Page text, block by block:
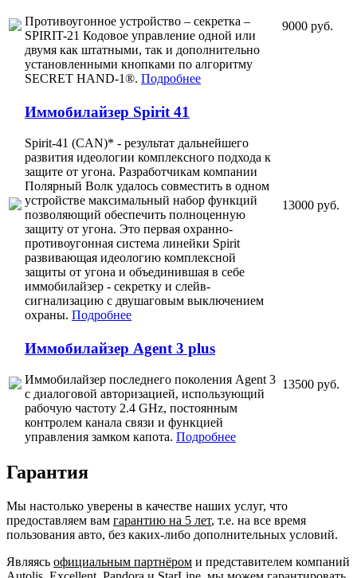
Противоугонное устройство – секретка –
SPIRIT-21 Кодовое управление одной или
двумя как штатными, так и дополнительно
установленными кнопками по алгоритму
SECRET HAND-1®. Подробнее
9000 руб.
Иммобилайзер Spirit 41
Spirit-41 (CAN)* - результат дальнейшего
развития идеологии комплексного подхода к
защите от угона. Разработчикам компании
Полярный Волк удалось совместить в одном
устройстве максимальный набор функций
позволяющий обеспечить полноценную
защиту от угона. Это первая охранно-
противоугонная система линейки Spirit
развивающая идеологию комплексной
защиты от угона и объединившая в себе
иммобилайзер - секретку и слейв-
сигнализацию с двушаговым выключением
охраны. Подробнее
13000 руб.
Иммобилайзер Agent 3 plus
Иммобилайзер последнего поколения Agent 3
с диалоговой авторизацией, использующий
рабочую частоту 2.4 GHz, постоянным
контролем канала связи и функцией
управления замком капота. Подробнее
13500 руб.
Гарантия
Мы настолько уверены в качестве наших услуг, что
предоставляем вам гарантию на 5 лет, т.е. на все время
пользования авто, без каких-либо дополнительных условий.
Являясь официальным партнёром и представителем компаний